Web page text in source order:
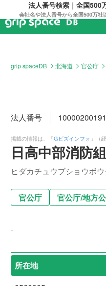
法人番号検索｜全国500
会社名や法人番号から全国500万社
grip spaceDB 北海道 官公庁
法人番号
掲載の情報は、「Gビズインフォ 」（
日高中部消防
ヒダカチュウブショウボ
官公庁 官公庁/地方
-
所在地